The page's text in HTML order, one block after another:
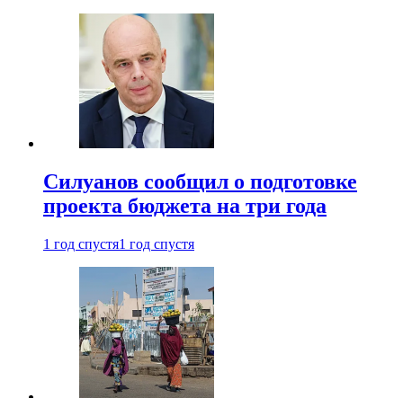
Силуанов сообщил о подготовке
проекта бюджета на три года
1 год спустя1 год спустя